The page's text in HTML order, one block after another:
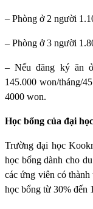
– Phòng ở 2 người
– Phòng ở 3 người
– Nếu đăng ký ăn
145.000 won/tháng/
4000 won.
Học bổng của đại
Trường đại học
học bổng dành cho
các ứng viên có
học bổng từ 30% đến